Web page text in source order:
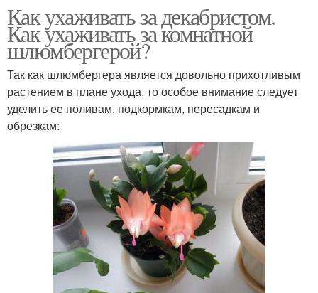
Как ухаживать за декабристом.
Как ухаживать за комнатной
шлюмбергерой?
Так как шлюмбергера является довольно прихотливым
растением в плане ухода, то особое внимание следует
уделить ее поливам, подкормкам, пересадкам и
обрезкам: